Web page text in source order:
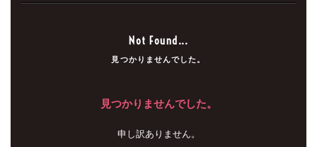
Not Found...
見つかりませんでした。
見つかりませんでした。
申し訳ありません。